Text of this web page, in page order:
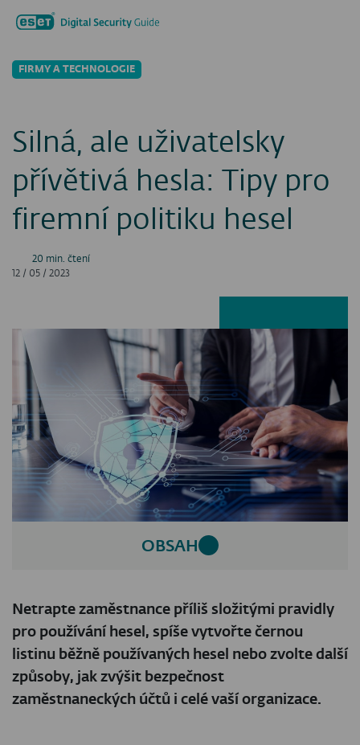
FIRMY A TECHNOLOGIE
Silná, ale uživatelsky
přívětivá hesla: Tipy pro
firemní politiku hesel
20 min. čtení
12 / 05 / 2023
OBSAH
Netrapte zaměstnance příliš složitými pravidly
pro používání hesel, spíše vytvořte černou
listinu běžně používaných hesel nebo zvolte další
způsoby, jak zvýšit bezpečnost
zaměstnaneckých účtů i celé vaší organizace.